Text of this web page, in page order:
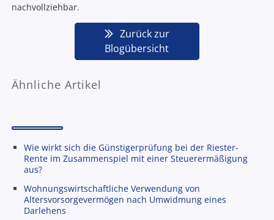
nachvollziehbar.
Zurück zur
Blogübersicht
Ähnliche Artikel
Wie wirkt sich die Günstigerprüfung bei der Riester-
Rente im Zusammenspiel mit einer Steuerermäßigung
aus?
Wohnungswirtschaftliche Verwendung von
Altersvorsorgevermögen nach Umwidmung eines
Darlehens